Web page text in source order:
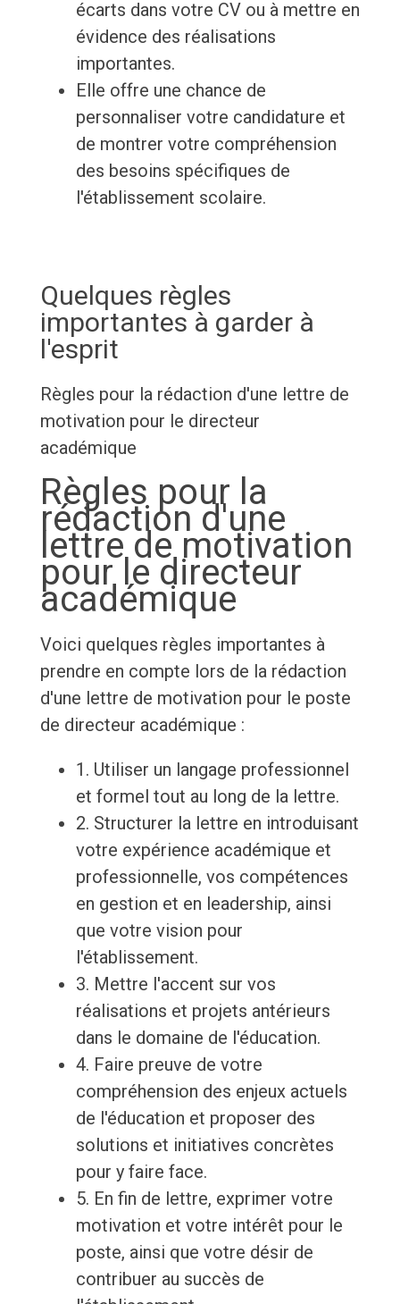
écarts dans votre CV ou à mettre en
évidence des réalisations
importantes.
Elle offre une chance de
personnaliser votre candidature et
de montrer votre compréhension
des besoins spécifiques de
l'établissement scolaire.
Quelques règles
importantes à garder à
l'esprit
Règles pour la rédaction d'une lettre de
motivation pour le directeur
académique
Règles pour la
rédaction d'une
lettre de motivation
pour le directeur
académique
Voici quelques règles importantes à
prendre en compte lors de la rédaction
d'une lettre de motivation pour le poste
de directeur académique :
1. Utiliser un langage professionnel
et formel tout au long de la lettre.
2. Structurer la lettre en introduisant
votre expérience académique et
professionnelle, vos compétences
en gestion et en leadership, ainsi
que votre vision pour
l'établissement.
3. Mettre l'accent sur vos
réalisations et projets antérieurs
dans le domaine de l'éducation.
4. Faire preuve de votre
compréhension des enjeux actuels
de l'éducation et proposer des
solutions et initiatives concrètes
pour y faire face.
5. En fin de lettre, exprimer votre
motivation et votre intérêt pour le
poste, ainsi que votre désir de
contribuer au succès de